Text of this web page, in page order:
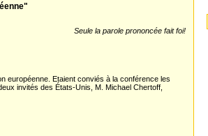
Seule la parole prononcée fait foi!
européenne. Etaient conviés à la conférence les
invités des États-Unis, M. Michael Chertoff,